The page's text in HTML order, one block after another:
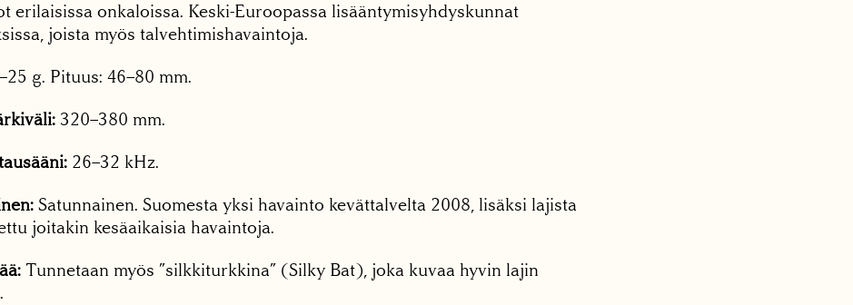
erilaisissa onkaloissa. Keski-Euroopassa lisääntymisyhdyskunnat
joista myös talvehtimishavaintoja.
g. Pituus: 46–80 mm.
320–380 mm.
26–32 kHz.
Satunnainen. Suomesta yksi havainto kevättalvelta 2008, lisäksi lajista
joitakin kesäaikaisia havaintoja.
Tunnetaan myös ”silkkiturkkina” (Silky Bat), joka kuvaa hyvin lajin